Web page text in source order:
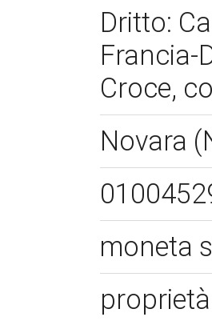
Dritto:
Francia-
Croce,
Novara
moneta